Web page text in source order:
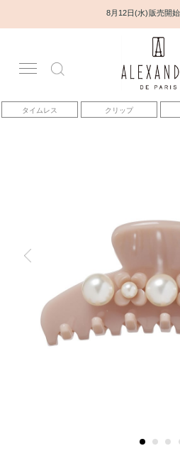
8月12日(水) 販売開
タイムレス クリップ
アカウント
アイテム
トピックス
ヘアアレンジ動画
ヒストリー